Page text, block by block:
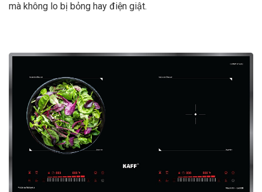
mà không lo bị bỏng hay điện giật.